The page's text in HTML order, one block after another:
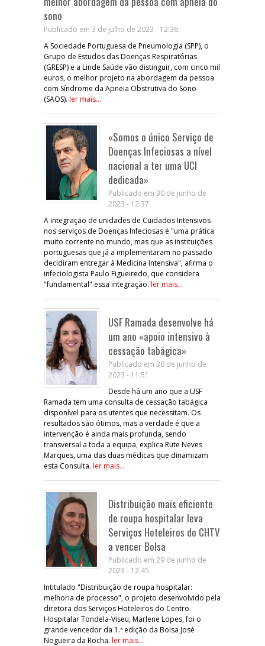
sono
Publicado em 3 de julho de 2023 - 12:36
A Sociedade Portuguesa de Pneumologia (SPP), o
Grupo de Estudos das Doenças Respiratórias
(GRESP) e a Linde Saúde vão distinguir, com cinco mil
euros, o melhor projeto na abordagem da pessoa
com Síndrome da Apneia Obstrutiva do Sono
(SAOS). ler mais...
«Somos o único Serviço de
Doenças Infeciosas a nível
nacional a ter uma UCI
dedicada»
Publicado em 30 de junho de
2023 - 12:37
A integração de unidades de Cuidados Intensivos
nos serviços de Doenças Infeciosas é "uma prática
muito corrente no mundo, mas que as instituições
portuguesas que já a implementaram no passado
decidiram entregar à Medicina Intensiva", afirma o
infeciologista Paulo Figueiredo, que considera
"fundamental" essa integração. ler mais...
USF Ramada desenvolve há
um ano «apoio intensivo à
cessação tabágica»
Publicado em 30 de junho de
2023 - 11:51
Desde há um ano que a USF
Ramada tem uma consulta de cessação tabágica
disponível para os utentes que necessitam. Os
resultados são ótimos, mas a verdade é que a
intervenção é ainda mais profunda, sendo
transversal a toda a equipa, explica Rute Neves
Marques, uma das duas médicas que dinamizam
esta Consulta. ler mais...
Distribuição mais eficiente
de roupa hospitalar leva
Serviços Hoteleiros do CHTV
a vencer Bolsa
Publicado em 29 de junho de
2023 - 12:45
Intitulado "Distribuição de roupa hospitalar:
melhoria de processo", o projeto desenvolvido pela
diretora dos Serviços Hoteleiros do Centro
Hospitalar Tondela-Viseu, Marlene Lopes, foi o
grande vencedor da 1.ª edição da Bolsa José
Nogueira da Rocha. ler mais...